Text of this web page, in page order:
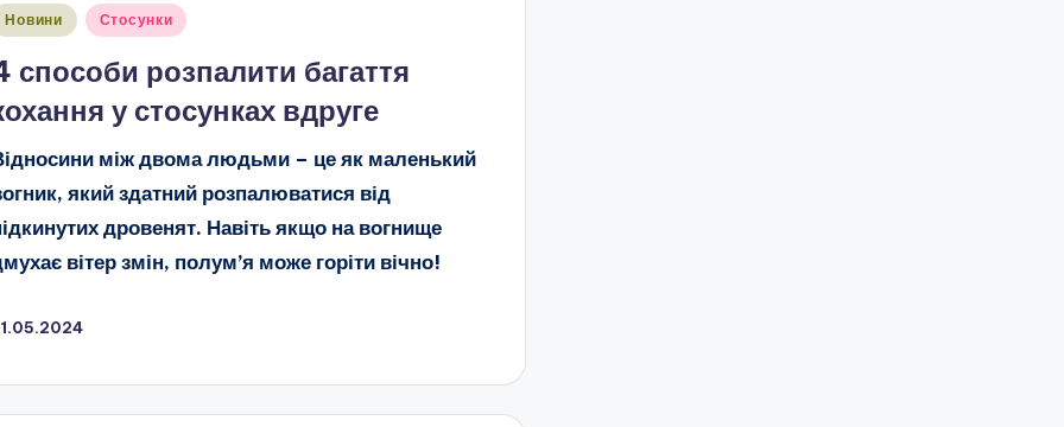
Новини Стосунки
способи розпалити багаття
у стосунках вдруге
між двома людьми – це як маленький
який здатний розпалюватися від
дровенят. Навіть якщо на вогнище
вітер змін, полум’я може горіти вічно!